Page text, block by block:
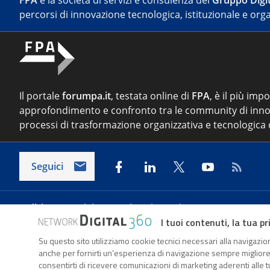
percorsi di innovazione tecnologica, istituzionale e
Il portaleforumpa.it, testata online di FPA, è il più
approfondimento e confronto tra le community di
processi di trasformazione organizzativa e tecnologica
Seguici
Indirizzo:Via del Porto Fluviale 67/d – 00154 Roma
Forumpa.it è una pubblicazione telematica iscritta
FPA s.r.l. è società soggetta a Direzione e
I tuoi contenuti, la tua
Su questo sito utilizziamo cookie tecnici necessari alla
anche per fornirti un’esperienza di navigazione sempre
consentirti di ricevere comunicazioni di marketing aderenti alle